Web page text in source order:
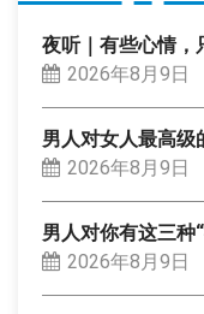
夜听｜有些心情，
2026年8月9日
男人对女人最高级
2026年8月9日
男人对你有这三种
2026年8月9日